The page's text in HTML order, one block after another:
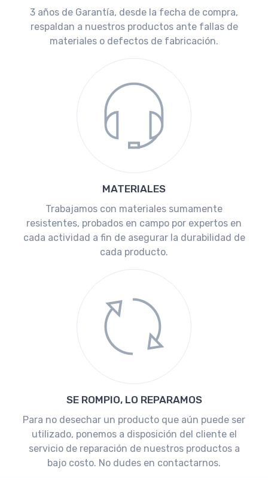
3 años de Garantía, desde la fecha de compra,
respaldan a nuestros productos ante fallas de
materiales o defectos de fabricación.
MATERIALES
Trabajamos con materiales sumamente
resistentes, probados en campo por expertos en
cada actividad a fin de asegurar la durabilidad de
cada producto.
SE ROMPIO, LO REPARAMOS
Para no desechar un producto que aún puede ser
utilizado, ponemos a disposición del cliente el
servicio de reparación de nuestros productos a
bajo costo. No dudes en contactarnos.